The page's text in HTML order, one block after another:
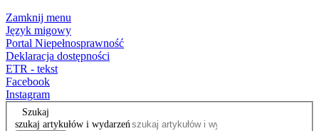
Zamknij menu
Język migowy
Portal Niepełnosprawność
Deklaracja dostępności
ETR - tekst
Facebook
Instagram
Szukaj
szukaj artykułów i wydarzeń